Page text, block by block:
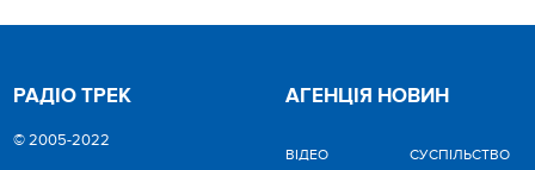
РАДІО ТРЕК
© 2005-2022
АГЕНЦІЯ НОВИН
ВІДЕО CУСПІЛЬСТВО